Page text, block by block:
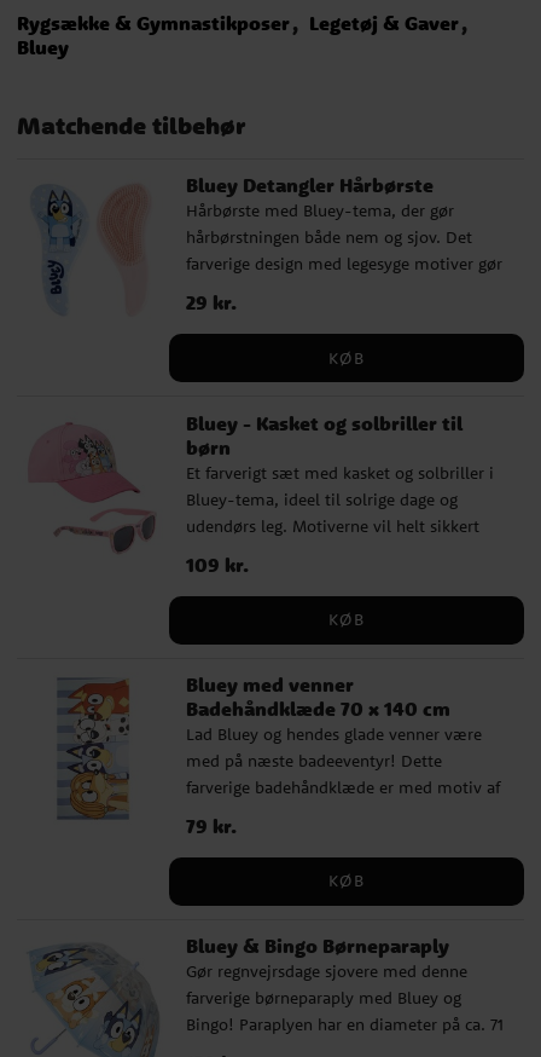
Rygsække & Gymnastikposer
Legetøj & Gaver
Bluey
Matchende tilbehør
Bluey Detangler Hårbørste
Hårbørste med Bluey-tema, der gør
hårbørstningen både nem og sjov. Det
farverige design med legesyge motiver gør
den til en favorit i hverdagen, samtidig
med at den er skånsom mod håret og
detangler-børste reder forsigtigt filtrede
børstningen nemmere og mere behagelig.
Børsten er ca. 23 cm lang og er designet til
at ligge komfortabelt i hånden.
Pris:29 kr.
29 kr.
KØB
Bluey - Kasket og solbriller til
børn
Et farverigt sæt med kasket og solbriller i
Bluey-tema, ideel til solrige dage og
udendørs leg. Motiverne vil helt sikkert
og solbriller ✔️ Omkreds kasket: ca. 53 cm,
✔️ UV400-beskyttelse der blokerer 100 %
Pris: 109 kr.
109 kr.
KØB
Bluey med venner
Badehåndklæde 70 x 140 cm
Lad Bluey og hendes glade venner være
med på næste badeeventyr! Dette
farverige badehåndklæde er med motiv af
Bluey, Bingo og deres venner mod en blå-
og hvidstribet baggrund. Det bliver hurtigt
stil efter et bad i poolen eller havet.
hurtigtørrende polyester, hvilket gør det
nemt at pakke ned i strandtasken. Med
sine mål på 70 x 140 cm giver det god
plads til at hvile i solen. Officielt
Pris:79 kr.
79 kr.
KØB
Bluey & Bingo Børneparaply
Gør regnvejrsdage sjovere med denne
farverige børneparaply med Bluey og
Bingo! Paraplyen har en diameter på ca. 71
cm og er fremstillet af slidstærk PoE og